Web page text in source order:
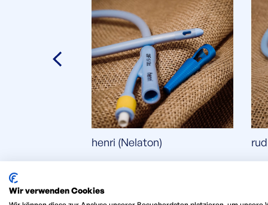
henri (Nelaton)
Wir verwenden Cookies